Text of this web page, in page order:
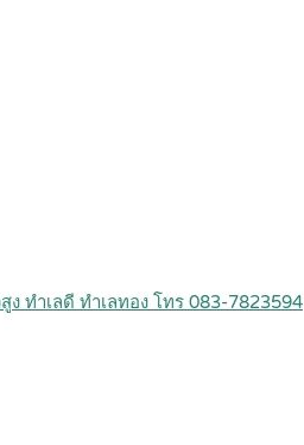
ทำเลดี ทำเลทอง โทร 083‐7823594